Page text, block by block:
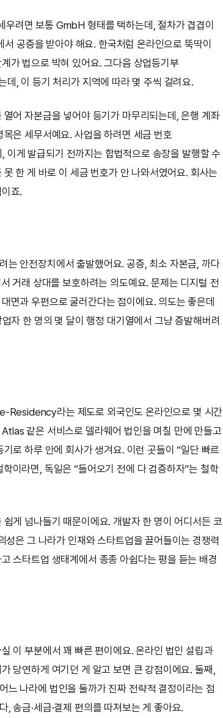
려면 보통 GmbH 형태를 택하는데, 절차가 겹겹이
공증을 받아야 해요. 한국처럼 온라인으로 뚝딱이
가 법으로 박혀 있어요. 그다음 상업등기부
, 이 등기 처리가 지역에 따라 몇 주씩 걸려요.
어 자본금을 넣어야 등기가 마무리되는데, 은행 계좌
은 세무서예요. 사업을 하려면 세금 번호
게 발급되기 전까지는 합법적으로 송장을 발행할 수
한 게 바로 이 세금 번호가 안 나와서였어요. 회사는
죠.
는 안전장치에서 출발했어요. 공증, 최소 자본금, 까다
거래 상대를 보호하려는 의도예요. 문제는 디지털 전
면과 우편으로 굴러간다는 점이에요. 의도는 좋은데
자 한 명의 몇 달이 행정 대기열에서 그냥 증발해버려
Residency라는 제도로 외국인도 온라인으로 몇 시간
같은 서비스로 델라웨어 법인을 며칠 만에 만들고
로 하루 안에 회사가 생겨요. 이런 곳들이 “일단 빠르
이라면, 독일은 “들어오기 전에 다 검증하자”는 철학
게 넘나들기 때문이에요. 개발자 한 명이 어디서든 코
은 그 나라가 인재와 스타트업을 끌어들이는 경쟁력
스타트업 생태계에서 종종 아쉽다는 평을 듣는 배경
이 부분에서 꽤 빠른 편이에요. 온라인 법인 설립과
당연하게 여기던 게 알고 보면 큰 강점이에요. 둘째,
느 나라에 법인을 둘까가 진짜 전략적 결정이라는 점
송금·세금·결제 편의를 따져보는 게 좋아요.